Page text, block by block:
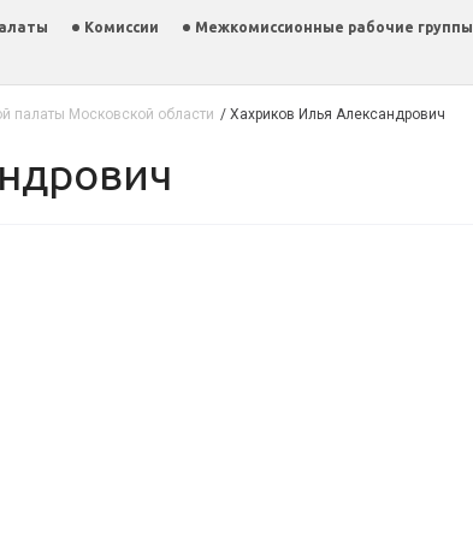
Комиссии Межкомиссионные рабочие группы
палаты Московской области / Хахриков Илья Александрович